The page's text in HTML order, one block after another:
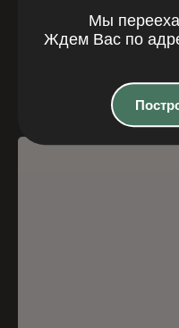
Где
Казань,
Мы
Ждем Вас по